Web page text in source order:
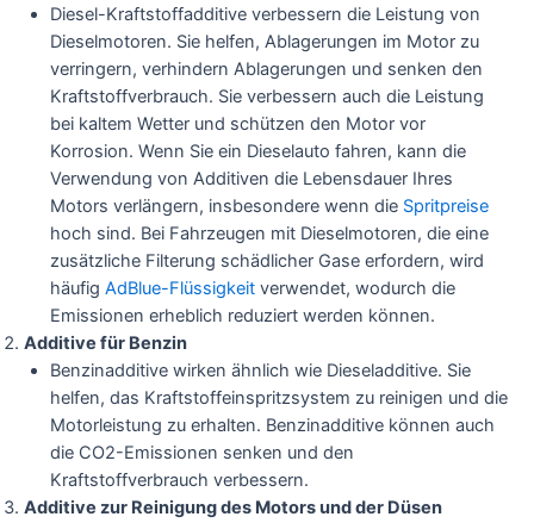
Diesel-Kraftstoffadditive verbessern die Leistung von
Dieselmotoren. Sie helfen, Ablagerungen im Motor zu
verringern, verhindern Ablagerungen und senken den
Kraftstoffverbrauch. Sie verbessern auch die Leistung
bei kaltem Wetter und schützen den Motor vor
Korrosion. Wenn Sie ein Dieselauto fahren, kann die
Verwendung von Additiven die Lebensdauer Ihres
Motors verlängern, insbesondere wenn die Spritpreise
hoch sind. Bei Fahrzeugen mit Dieselmotoren, die eine
zusätzliche Filterung schädlicher Gase erfordern, wird
häufig AdBlue-Flüssigkeitverwendet, wodurch die
Emissionen erheblich reduziert werden können.
Additive für Benzin
Benzinadditive wirken ähnlich wie Dieseladditive. Sie
helfen, das Kraftstoffeinspritzsystem zu reinigen und die
Motorleistung zu erhalten. Benzinadditive können auch
die CO2-Emissionen senken und den
Kraftstoffverbrauch verbessern.
Additive zur Reinigung des Motors und der Düsen